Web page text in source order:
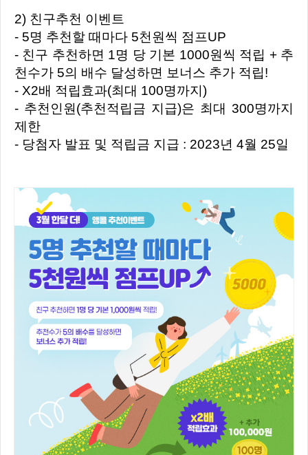
2) 친구추천 이벤트
- 5명 추천할 때마다 5천원씩 점프UP
- 친구 추천하면 1명 당 기본 1000원씩 적립 + 추
천수가 5의 배수 달성하면 보너스 추가 적립!
- X2배 적립효과(최대 100명까지)
- 추천인원(추천적립금 지급)은 최대 300명까지
제한
- 당첨자 발표 및 적립금 지급 : 2023년 4월 25일